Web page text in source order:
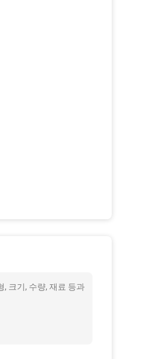
크기, 수량, 재료 등과